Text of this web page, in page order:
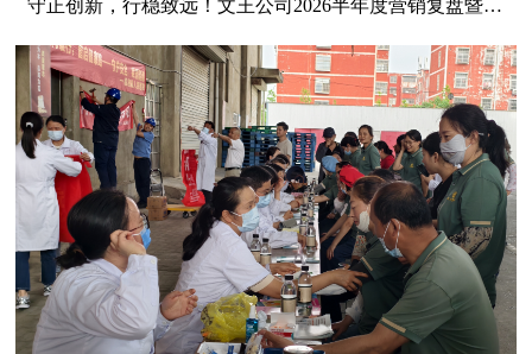
守正创新，行稳致远！文王公司2026半年度营销复盘暨下半年攻坚部署会召开